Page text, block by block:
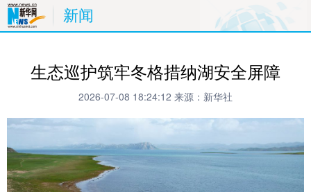
新闻
生态巡护筑牢冬格措纳湖安全屏障
2026-07-08 18:24:12 来源：新华社